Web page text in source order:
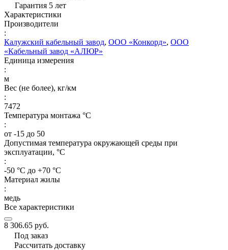
Гарантия 5 лет
Характеристики
Производители
:
Калужский кабельный завод, ООО «Конкорд», ООО
«Кабельный завод «АЛЮР»
Единица измерения
:
м
Вес (не более), кг/км
:
7472
Температура монтажа °C
:
от -15 до 50
Допустимая температура окружающей среды при
эксплуатации, °C
:
-50 °С до +70 °С
Материал жилы
:
медь
Все характеристики
8 306.65 руб.
Под заказ
Рассчитать доставку